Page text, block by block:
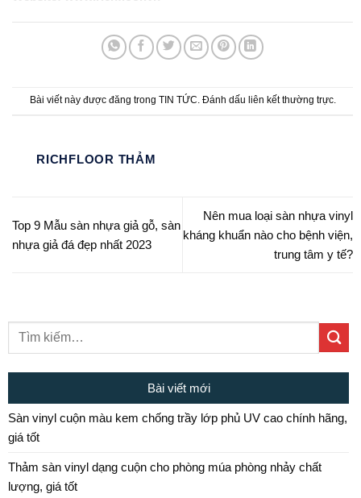
Bài viết này được đăng trong TIN TỨC. Đánh dấu liên kết thường trực.
RICHFLOOR THẢM
Top 9 Mẫu sàn nhựa giả gỗ, sàn
nhựa giả đá đẹp nhất 2023
Nên mua loại sàn nhựa vinyl
kháng khuẩn nào cho bệnh viện,
trung tâm y tế?
Bài viết mới
Sàn vinyl cuộn màu kem chống trầy lớp phủ UV cao chính hãng,
giá tốt
Thảm sàn vinyl dạng cuộn cho phòng múa phòng nhảy chất
lượng, giá tốt